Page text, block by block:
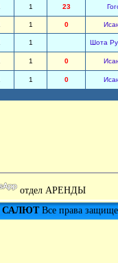
1 23
1 0
1 Шота
1 0
1 0
отдел АРЕНДЫ
САЛЮТВсе права